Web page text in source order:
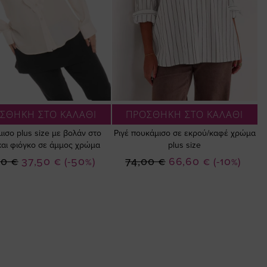
ΣΤΟ ΚΑΛΑΘΙ
plus size με βολάν στο
φιόγκο σε άμμος χρώμα
(-50%)
Ειδική
37,50 €
€
ΠΡΟΣΘΗΚΗ ΣΤΟ ΚΑΛΑΘΙ
Ριγέ πουκάμισο σε εκρού/καφέ χρώμα
plus size
(-10%)
Ειδική
66,60 €
74,00 €